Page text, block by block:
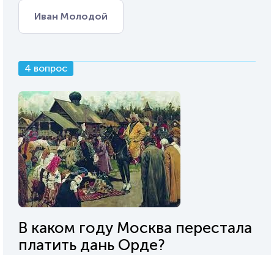
Иван Молодой
4 вопрос
В каком году Москва перестала
платить дань Орде?